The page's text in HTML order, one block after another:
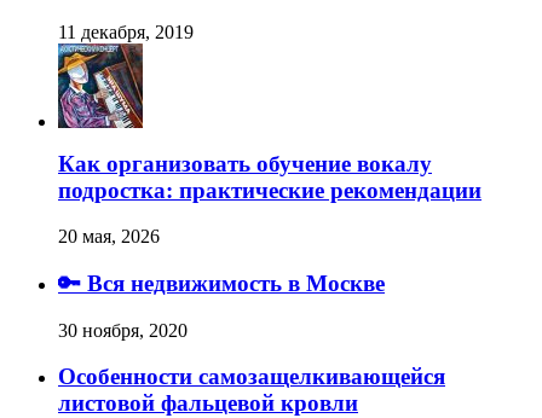
11 декабря, 2019
Как организовать обучение вокалу
подростка: практические рекомендации
20 мая, 2026
🔑 Вся недвижимость в Москве
30 ноября, 2020
Особенности самозащелкивающейся
листовой фальцевой кровли